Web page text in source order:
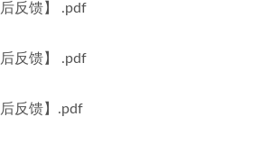
反馈】 .pdf
反馈】 .pdf
反馈】.pdf